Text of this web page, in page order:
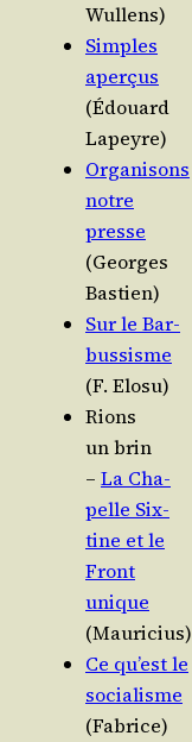
Wullens)
Simples
aper­çus
(Édouard
Lapeyre)
Orga­ni­sons
notre
presse
(Georges
Bastien)
Sur le Bar­
bus­sisme
(F. Elosu)
Rions
un brin
– La Cha­
pelle Six­
tine et le
Front
unique
(Mau­ri­cius)
Ce qu’est le
socia­lisme
(Fabrice)